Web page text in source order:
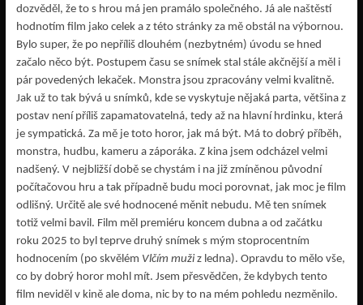
dozvěděl, že to s hrou má jen pramálo společného. Já ale naštěstí
hodnotím film jako celek a z této stránky za mě obstál na výbornou.
Bylo super, že po nepříliš dlouhém (nezbytném) úvodu se hned
začalo něco být. Postupem času se snímek stal stále akčnější a měl i
pár povedených lekaček. Monstra jsou zpracovány velmi kvalitně.
Jak už to tak bývá u snímků, kde se vyskytuje nějaká parta, většina z
postav není příliš zapamatovatelná, tedy až na hlavní hrdinku, která
je sympatická. Za mě je toto horor, jak má být. Má to dobrý příběh,
monstra, hudbu, kameru a záporáka. Z kina jsem odcházel velmi
nadšený. V nejbližší době se chystám i na již zmíněnou původní
počítačovou hru a tak případně budu moci porovnat, jak moc je film
odlišný. Určitě ale své hodnocené měnit nebudu. Mě ten snímek
totiž velmi bavil. Film měl premiéru koncem dubna a od začátku
roku 2025 to byl teprve druhý snímek s mým stoprocentním
hodnocením (po skvělém Vlčím mužiz ledna). Opravdu to mělo vše,
co by dobrý horor mohl mít. Jsem přesvědčen, že kdybych tento
film neviděl v kině ale doma, nic by to na mém pohledu nezměnilo.